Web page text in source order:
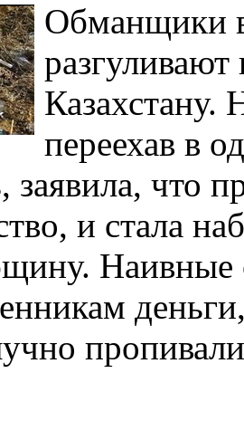
Обманщики
Казахстану.
переехав в
заявила, что
и стала
Наивные